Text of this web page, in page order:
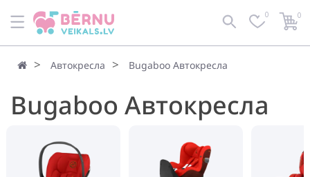
По умолчанию Фильтр 0 0
Автокресла Bugaboo Автокресла
Bugaboo Автокресла